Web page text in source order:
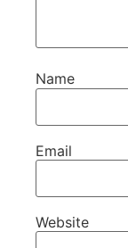
Name
Email
Website